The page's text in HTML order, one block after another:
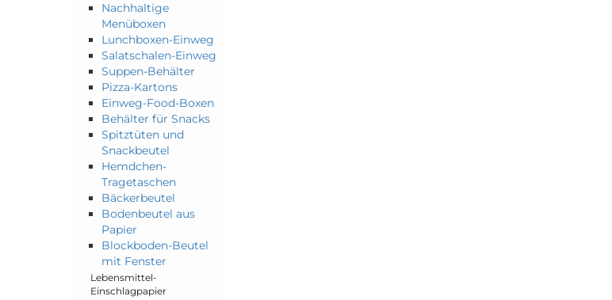
Nachhaltige
Menüboxen
Lunchboxen-Einweg
Salatschalen-Einweg
Suppen-Behälter
Pizza-Kartons
Einweg-Food-Boxen
Behälter für Snacks
Spitztüten und
Snackbeutel
Hemdchen-
Tragetaschen
Bäckerbeutel
Bodenbeutel aus
Papier
Blockboden-Beutel
mit Fenster
Lebensmittel-
Einschlagpapier